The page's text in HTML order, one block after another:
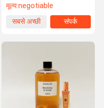
मूल्य:negotiable
सबसे अच्छी
संपर्क